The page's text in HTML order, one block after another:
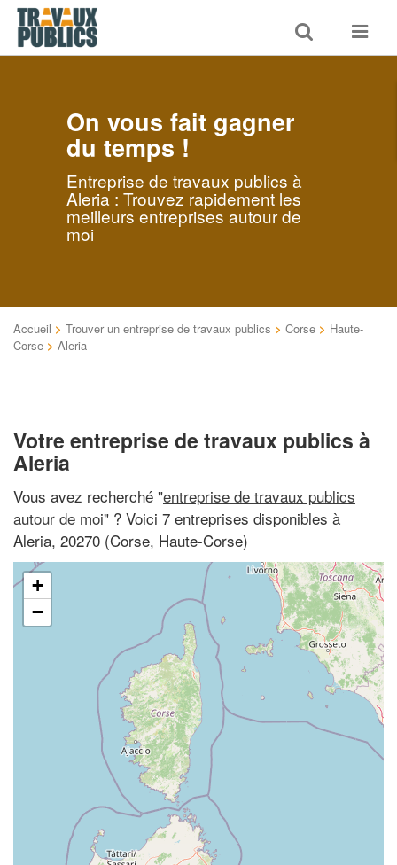
Toggle
search
Toggle
On vous fait gagner
du temps !
Entreprise de travaux publics à
Aleria : Trouvez rapidement les
meilleurs entreprises autour de
moi
Accueil > Trouver un entreprise de travaux publics > Corse > Haute-
Corse > Aleria
Votre entreprise de travaux publics à
Aleria
Vous avez recherché "entreprise de travaux publics
autour de moi" ? Voici 7 entreprises disponibles à
Aleria, 20270 (Corse, Haute-Corse)
+
−